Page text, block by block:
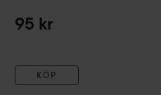
95 kr
KÖP